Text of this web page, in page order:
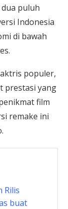
puluh
Indonesia
di bawah
populer,
prestasi yang
film
remake ini
Rilis
buat